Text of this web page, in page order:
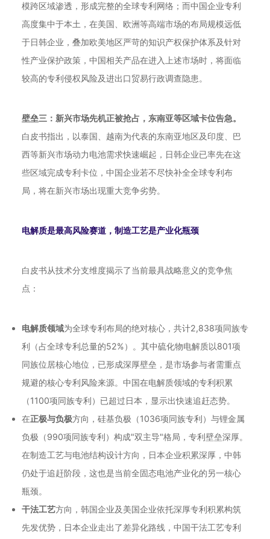
模跨区域渗透，形成完整的全球专利网络；而中国企业专利
高度集中于本土，在美国、欧洲等高端市场的布局规模远低
于日韩企业，叠加欧美地区严苛的知识产权保护体系及针对
性产业保护政策，中国相关产品在进入上述市场时，将面临
较高的专利侵权风险及进出口贸易行政调查隐患。
壁垒三：新兴市场先机正被抢占，东南亚等区域卡位告急。
白皮书指出，以泰国、越南为代表的东南亚地区及印度、巴
西等新兴市场动力电池需求快速崛起，日韩企业已率先在这
些区域完成专利卡位，中国企业若不尽快补全全球专利布
局，将在新兴市场出现重大竞争劣势。
电解质是最高风险赛道，制造工艺是产业化瓶颈
白皮书从技术分支维度揭示了当前最具战略意义的竞争焦
点：
电解质领域为全球专利布局的绝对核心，共计2,838项同族专
利（占全球专利总量的52%）。其中硫化物电解质以801项
同族位居核心地位，已形成深厚壁垒，是市场参与者需重点
规避的核心专利风险来源。中国在电解质领域的专利积累
（1100项同族专利）已超过日本，显示出快速追赶态势。
在正极与负极方向，硅基负极（1036项同族专利）与锂金属
负极（990项同族专利）构成"双主导"格局，专利壁垒深厚。
在制造工艺与电池结构设计方向，日本企业积累深厚，中韩
仍处于追赶阶段，这也是当前全固态电池产业化的另一核心
瓶颈。
干法工艺方向，韩国企业及美国企业依托深厚专利积累构筑
先发优势，日本企业走出了差异化路线，中国干法工艺专利